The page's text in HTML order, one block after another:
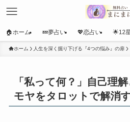
🏠ホーム 💤夢占い 💖恋占い 🌟12
ホーム 人生を深く掘り下げる『4つの悩み』の扉
「私って何？」自己理
モヤをタロットで解消